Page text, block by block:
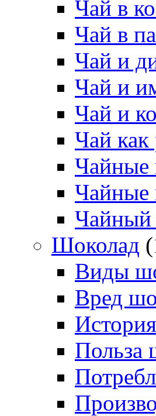
Чай в
Чай в
Чай и
Чай и
Чай и
Чай как
Чайные
Чайные
Чайный
Шоколад
Виды
Вред
Польза